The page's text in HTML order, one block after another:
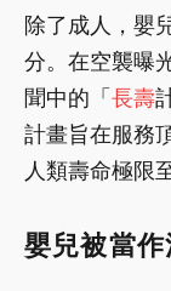
除了成人，嬰
分。在空襲曝
聞中的「 長壽
計畫旨在服務
人類壽命極限
嬰兒被當作